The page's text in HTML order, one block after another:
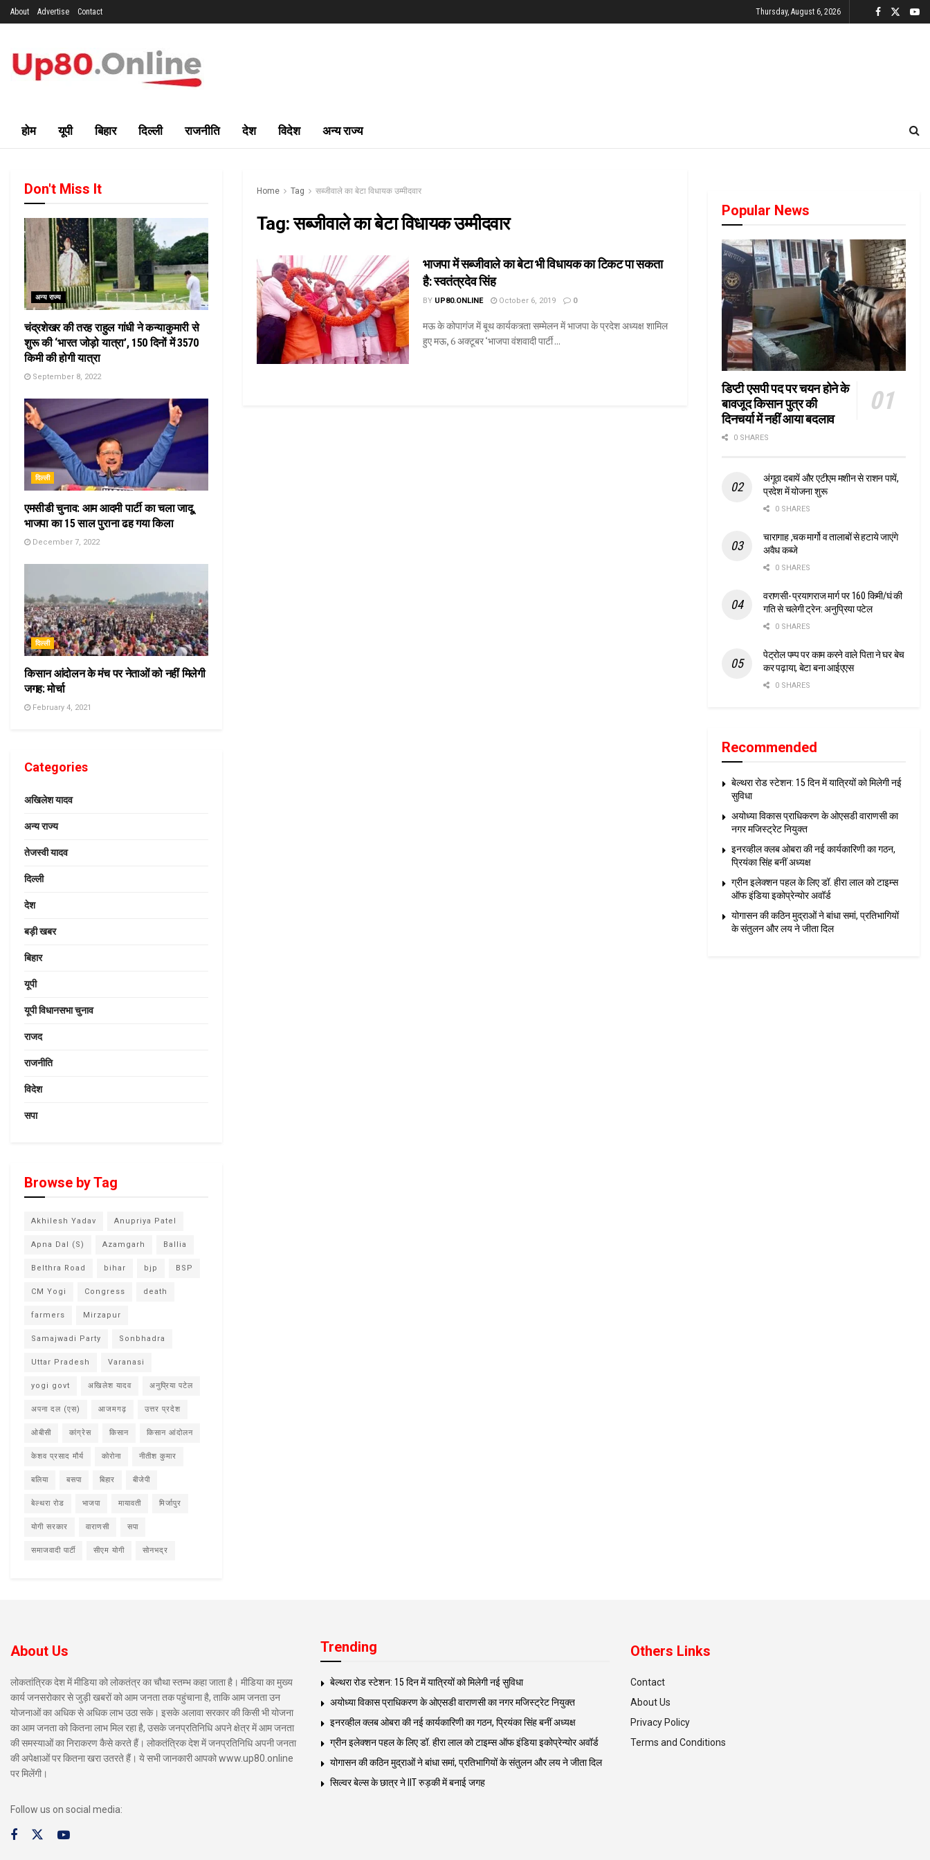
About Advertise Contact Thursday, August 6, 2026
होम यूपी बिहार दिल्ली राजनीति देश विदेश अन्य राज्य
Home Tag सब्जीवाले का बेटा विधायक उम्मीदवार
Tag:सब्जीवाले का बेटा विधायक उम्मीदवार
भाजपा में सब्जीवाले का बेटा भी विधायक का टिकट पा सकता
है: स्वतंत्रदेव सिंह
BY UP80.ONLINE October 6, 2019 0
मऊ के कोपागंज में बूथ कार्यकत्र्ता सम्मेलन में भाजपा के प्रदेश अध्यक्ष शामिल
हुए मऊ, 6 अक्टूबर ‘भाजपा वंशवादी पार्टी ...
Don't Miss It
अन्य राज्य
चंद्रशेखर की तरह राहुल गांधी ने कन्याकुमारी से
शुरू की ‘भारत जोड़ो यात्रा’, 150 दिनों में 3570
किमी की होगी यात्रा
September 8, 2022
दिल्ली
एमसीडी चुनाव: आम आदमी पार्टी का चला जादू,
भाजपा का 15 साल पुराना ढह गया किला
December 7, 2022
दिल्ली
किसान आंदोलन के मंच पर नेताओं को नहीं मिलेगी
जगह: मोर्चा
February 4, 2021
Categories
अखिलेश यादव
अन्य राज्य
तेजस्वी यादव
दिल्ली
देश
बड़ी खबर
बिहार
यूपी
यूपी विधानसभा चुनाव
राजद
राजनीति
विदेश
सपा
Browse by Tag
Akhilesh Yadav Anupriya Patel
Apna Dal (S) Azamgarh Ballia
Belthra Road bihar bjp BSP
CM Yogi Congress death
farmers Mirzapur
Samajwadi Party Sonbhadra
Uttar Pradesh Varanasi
yogi govt अखिलेश यादव अनुप्रिया पटेल
अपना दल (एस) आजमगढ़ उत्तर प्रदेश
ओबीसी कांग्रेस किसान किसान आंदोलन
केशव प्रसाद मौर्य कोरोना नीतीश कुमार
बलिया बसपा बिहार बीजेपी
बेल्थरा रोड भाजपा मायावती मिर्जापुर
योगी सरकार वाराणसी सपा
समाजवादी पार्टी सीएम योगी सोनभद्र
Popular News
डिप्टी एसपी पद पर चयन होने के
बावजूद किसान पुत्र की
दिनचर्या में नहीं आया बदलाव
0 SHARES
अंगूठा दबायें और एटीएम मशीन से राशन पायें,
प्रदेश में योजना शुरू
0 SHARES
चारागाह ,चक मार्गो व तालाबों से हटाये जाएंगे
अवैध कब्जे
0 SHARES
वराणसी- प्रयागराज मार्ग पर 160 किमी/घं की
गति से चलेगी ट्रेन: अनुप्रिया पटेल
0 SHARES
पेट्रोल पम्प पर काम करने वाले पिता ने घर बेच
कर पढ़ाया, बेटा बना आईएएस
0 SHARES
Recommended
बेल्थरा रोड स्टेशन: 15 दिन में यात्रियों को मिलेगी नई
सुविधा
अयोध्या विकास प्राधिकरण के ओएसडी वाराणसी का
नगर मजिस्ट्रेट नियुक्त
इनरव्हील क्लब ओबरा की नई कार्यकारिणी का गठन,
प्रियंका सिंह बनीं अध्यक्ष
ग्रीन इलेक्शन पहल के लिए डॉ. हीरा लाल को टाइम्स
ऑफ इंडिया इकोप्रेन्योर अवॉर्ड
योगासन की कठिन मुद्राओं ने बांधा समां, प्रतिभागियों
के संतुलन और लय ने जीता दिल
About Us
लोकतांत्रिक देश में मीडिया को लोकतंत्र का चौथा स्तम्भ कहा जाता है। मीडिया का मुख्य
कार्य जनसरोकार से जुड़ी खबरों को आम जनता तक पहुंचाना है, ताकि आम जनता उन
योजनाओं का अधिक से अधिक लाभ उठा सके। इसके अलावा सरकार की किसी भी योजना
का आम जनता को कितना लाभ मिल रहा है, उसके जनप्रतिनिधि अपने क्षेत्र में आम जनता
की समस्याओं का निराकरण कैसे करते हैं। लोकतंत्रिक देश में जनप्रतिनिधि अपनी जनता
की अपेक्षाओं पर कितना खरा उतरते हैं। ये सभी जानकारी आपको www.up80.online
पर मिलेंगी।
Follow us on social media:
Trending
बेल्थरा रोड स्टेशन: 15 दिन में यात्रियों को मिलेगी नई सुविधा
अयोध्या विकास प्राधिकरण के ओएसडी वाराणसी का नगर मजिस्ट्रेट नियुक्त
इनरव्हील क्लब ओबरा की नई कार्यकारिणी का गठन, प्रियंका सिंह बनीं अध्यक्ष
ग्रीन इलेक्शन पहल के लिए डॉ. हीरा लाल को टाइम्स ऑफ इंडिया इकोप्रेन्योर अवॉर्ड
योगासन की कठिन मुद्राओं ने बांधा समां, प्रतिभागियों के संतुलन और लय ने जीता दिल
सिल्वर बेल्स के छात्र ने IIT रुड़की में बनाई जगह
Others Links
Contact
About Us
Privacy Policy
Terms and Conditions